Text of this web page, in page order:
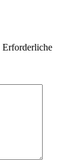
Erforderliche